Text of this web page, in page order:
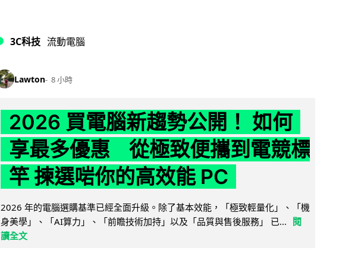
3C科技 流動電腦
Lawton 8 小時
2026 買電腦新趨勢公開！ 如何
享最多優惠 從極致便攜到電競標
竿 揀選啱你的高效能 PC
2026 年的電腦選購基準已經全面升級。除了基本效能，「極致輕量化」、「機
身美學」、「AI算力」、「前瞻技術加持」以及「品質與售後服務」 已...
閱
讀全文